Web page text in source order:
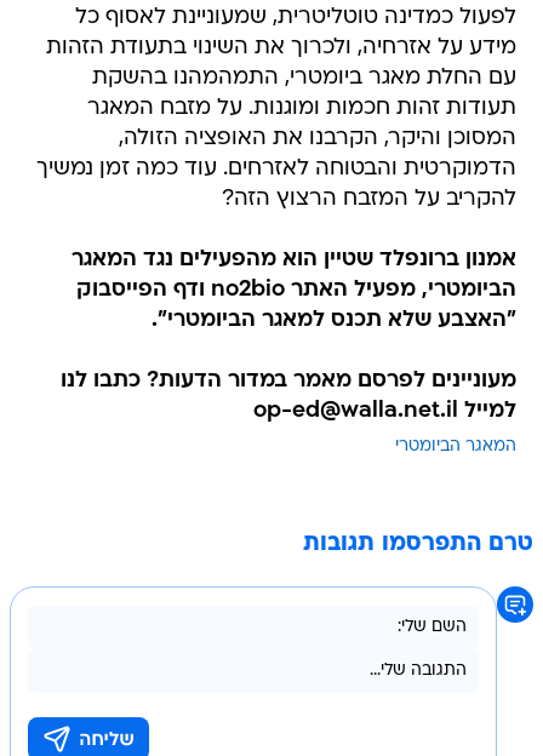
לפעול כמדינה טוטליטרית, שמעוניינת לאסוף כל
מידע על אזרחיה, ולכרוך את השינוי בתעודת הזהות
עם החלת מאגר ביומטרי, התמהמהנו בהשקת
תעודות זהות חכמות ומוגנות. על מזבח המאגר
המסוכן והיקר, הקרבנו את האופציה הזולה,
הדמוקרטית והבטוחה לאזרחים. עוד כמה זמן נמשיך
להקריב על המזבח הרצוץ הזה?
אמנון ברונפלד שטיין הוא מהפעילים נגד המאגר
הביומטרי, מפעיל האתר no2bio ודף הפייסבוק
"האצבע שלא תכנס למאגר הביומטרי".
מעוניינים לפרסם מאמר במדור הדעות? כתבו לנו
למייל op-ed@walla.net.il
המאגר הביומטרי
טרם התפרסמו תגובות